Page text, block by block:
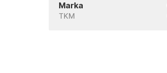
Marka
TKM